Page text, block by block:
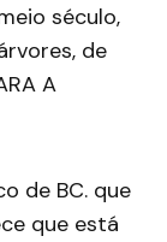
século,
de
A
de BC. que
que está